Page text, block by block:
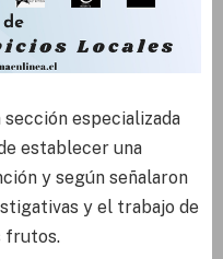
sección especializada
establecer una
y según señalaron
y el trabajo de
frutos.